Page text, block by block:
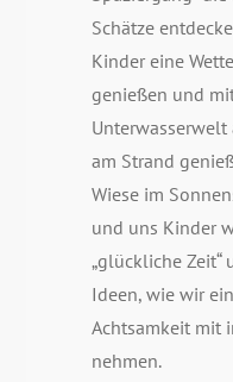
Schätze
Kinder eine
genießen und
am Strand
Wiese im
und uns Kinder
„glückliche
Ideen, wie wir
Achtsamkeit mit
nehmen.